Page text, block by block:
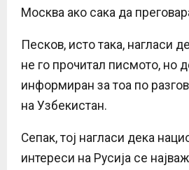
Москва ако сака да
Песков, исто така, нагласи
не го прочитал писмото, но
информиран за тоа по
на Узбекистан.
Сепак, тој нагласи дека
интереси на Русија се